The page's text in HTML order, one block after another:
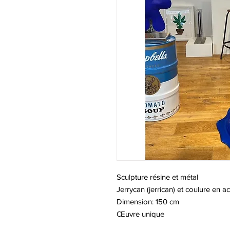
Sculpture résine et métal
Jerrycan (jerrican) et coulure en
Dimension: 150 cm
Œuvre unique